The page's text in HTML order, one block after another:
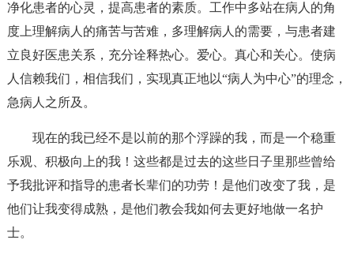
净化患者的心灵，提高患者的素质。工作中多站在病人的角
度上理解病人的痛苦与苦难，多理解病人的需要，与患者建
立良好医患关系，充分诠释热心。爱心。真心和关心。使病
人信赖我们，相信我们，实现真正地以“病人为中心”的理念，
急病人之所及。
现在的我已经不是以前的那个浮躁的我，而是一个稳重
乐观、积极向上的我！这些都是过去的这些日子里那些曾给
予我批评和指导的患者长辈们的功劳！是他们改变了我，是
他们让我变得成熟，是他们教会我如何去更好地做一名护
士。